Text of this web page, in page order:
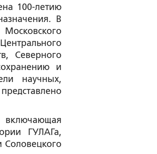
100-летию
В
Северного
и
научных,
включающая
ГУЛАГа,
Соловецкого